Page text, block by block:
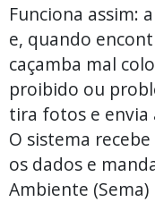
Funciona assim:
e, quando
caçamba mal
proibido ou
tira fotos e envia
O sistema
os dados e
Ambiente (Sema)